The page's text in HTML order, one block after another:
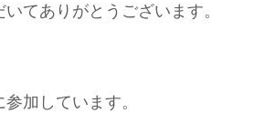
てありがとうございます。
加しています。